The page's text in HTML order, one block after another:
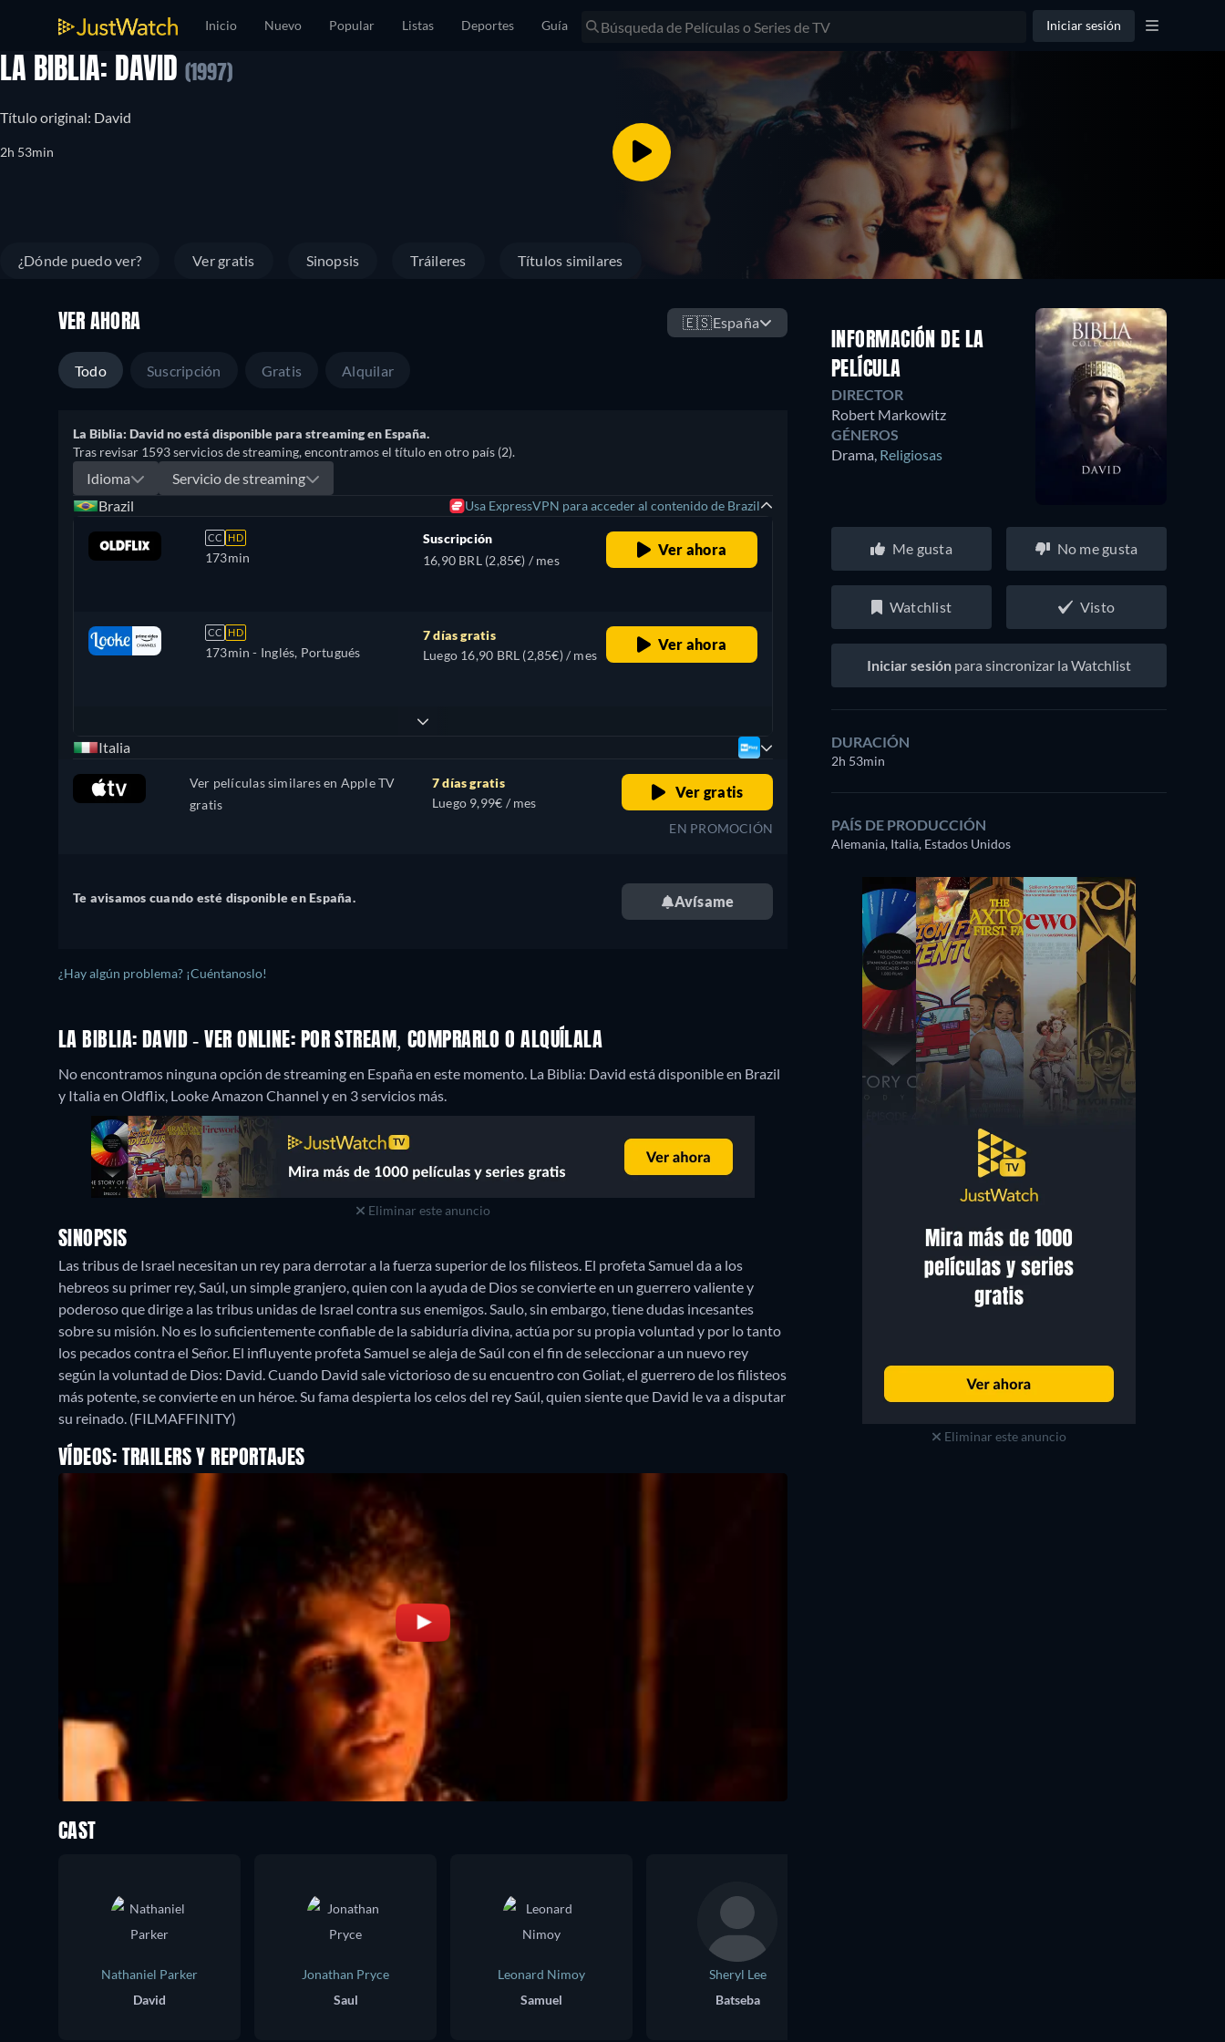
Inicio Nuevo Popular Listas Deportes Guía Iniciar sesión
LA BIBLIA: DAVID (1997)
Título original: David
2h 53min
¿Dónde puedo ver? Ver gratis Sinopsis Tráileres Títulos similares
VER AHORA 🇪🇸España
Todo Suscripción Gratis Alquilar
La Biblia: David no está disponible para streaming en España.
Tras revisar 1593 servicios de streaming, encontramos el título en otro país (2).
Idioma
Servicio de streaming
Brazil
Usa ExpressVPN para acceder al contenido de Brazil
CC HD
173min
Suscripción
16,90 BRL (2,85€) / mes
Ver ahora
CC HD
173min - Inglés, Portugués
7 días gratis
Luego 16,90 BRL (2,85€) / mes
Ver ahora
Italia
Ver películas similares en Apple TV
gratis
7 días gratis
Luego 9,99€ / mes
Ver gratis
EN PROMOCIÓN
Te avisamos cuando esté disponible en España. Avísame
¿Hay algún problema? ¡Cuéntanoslo!
LA BIBLIA: DAVID - VER ONLINE: POR STREAM, COMPRARLO O ALQUÍLALA
No encontramos ninguna opción de streaming en España en este momento. La Biblia: David está disponible en Brazil
y Italia en Oldflix, Looke Amazon Channel y en 3 servicios más.
Eliminar este anuncio
SINOPSIS
Las tribus de Israel necesitan un rey para derrotar a la fuerza superior de los filisteos. El profeta Samuel da a los
hebreos su primer rey, Saúl, un simple granjero, quien con la ayuda de Dios se convierte en un guerrero valiente y
poderoso que dirige a las tribus unidas de Israel contra sus enemigos. Saulo, sin embargo, tiene dudas incesantes
sobre su misión. No es lo suficientemente confiable de la sabiduría divina, actúa por su propia voluntad y por lo tanto
los pecados contra el Señor. El influyente profeta Samuel se aleja de Saúl con el fin de seleccionar a un nuevo rey
según la voluntad de Dios: David. Cuando David sale victorioso de su encuentro con Goliat, el guerrero de los filisteos
más potente, se convierte en un héroe. Su fama despierta los celos del rey Saúl, quien siente que David le va a disputar
su reinado. (FILMAFFINITY)
VÍDEOS: TRAILERS Y REPORTAJES
INFORMACIÓN DE LA
PELÍCULA
DIRECTOR
Robert Markowitz
GÉNEROS
Drama, Religiosas
Me gusta No me gusta
Watchlist Visto
Iniciar sesión para sincronizar la Watchlist
DURACIÓN
2h 53min
PAÍS DE PRODUCCIÓN
Alemania, Italia, Estados Unidos
Eliminar este anuncio
CAST
Nathaniel Parker
David
Jonathan Pryce
Saul
Leonard Nimoy
Samuel
Sheryl Lee
Batseba